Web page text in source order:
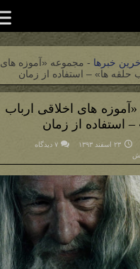
خبرها - مجموعه «آموزه های
حلقه ها» – استفاده از زمان
های اخلاقی ارباب
– استفاده از زمان
۲۳ اسفند ۱۳۹۳
۷ دیدگاه